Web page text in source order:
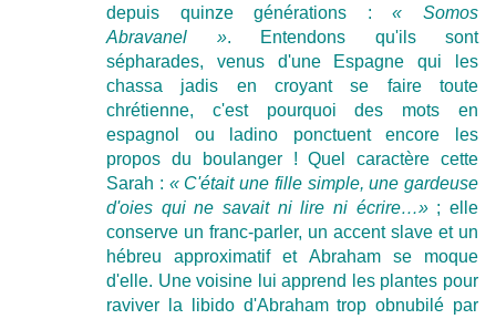
depuis quinze générations :« Somos
Abravanel ». Entendons qu'ils sont
sépharades, venus d'une Espagne qui les
chassa jadis en croyant se faire toute
chrétienne, c'est pourquoi des mots en
espagnol ou ladino ponctuent encore les
propos du boulanger ! Quel caractère cette
Sarah : « C'était une fille simple, une gardeuse
d'oies qui ne savait ni lire ni écrire…» ; elle
conserve un franc-parler, un accent slave et un
hébreu approximatif et Abraham se moque
d'elle. Une voisine lui apprend les plantes pour
raviver la libido d'Abraham trop obnubilé par